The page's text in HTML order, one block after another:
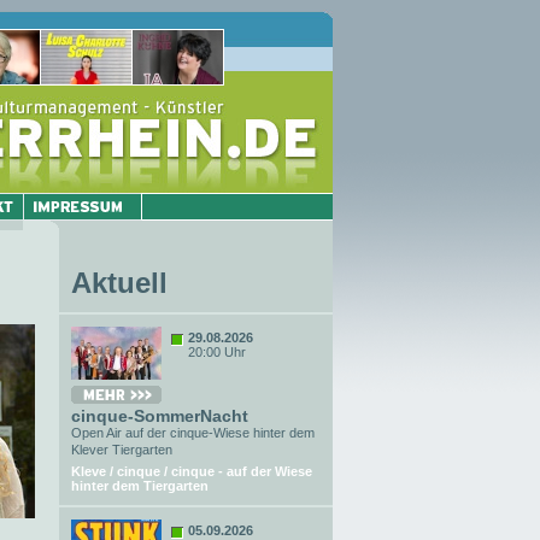
Aktuell
29.08.2026
20:00 Uhr
cinque-SommerNacht
Open Air auf der cinque-Wiese hinter dem
Klever Tiergarten
Kleve / cinque / cinque - auf der Wiese
hinter dem Tiergarten
05.09.2026